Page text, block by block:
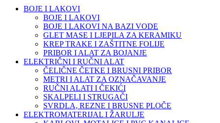
BOJE I LAKOVI
BOJE I LAKOVI
BOJE I LAKOVI NA BAZI VODE
GLET MASE I LJEPILA ZA KERAMIKU
KREP TRAKE I ZAŠTITNE FOLIJE
PRIBOR I ALAT ZA BOJANJE
ELEKTRIČNI I RUČNI ALAT
ČELIČNE ČETKE I BRUSNI PRIBOR
METRI I ALAT ZA OZNAČAVANJE
RUČNI ALATI I ČEKIĆI
SKALPELI I STRUGAČI
SVRDLA, REZNE I BRUSNE PLOČE
ELEKTROMATERIJAL I ŽARULJE